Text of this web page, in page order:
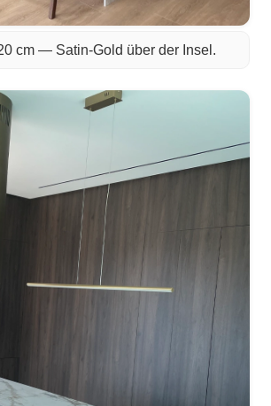
cm — Satin-Gold über der Insel.